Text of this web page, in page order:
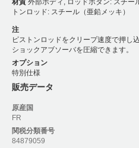
材質 外部ボディ, ロッドボタン: スチー
トンロッド: スチール（亜鉛メッキ）
注
ピストンロッドをクリープ速度で押し
ショックアブソーバを圧縮できます。
オプション
特別仕様
販売データ
原産国
FR
関税分類番号
84879059